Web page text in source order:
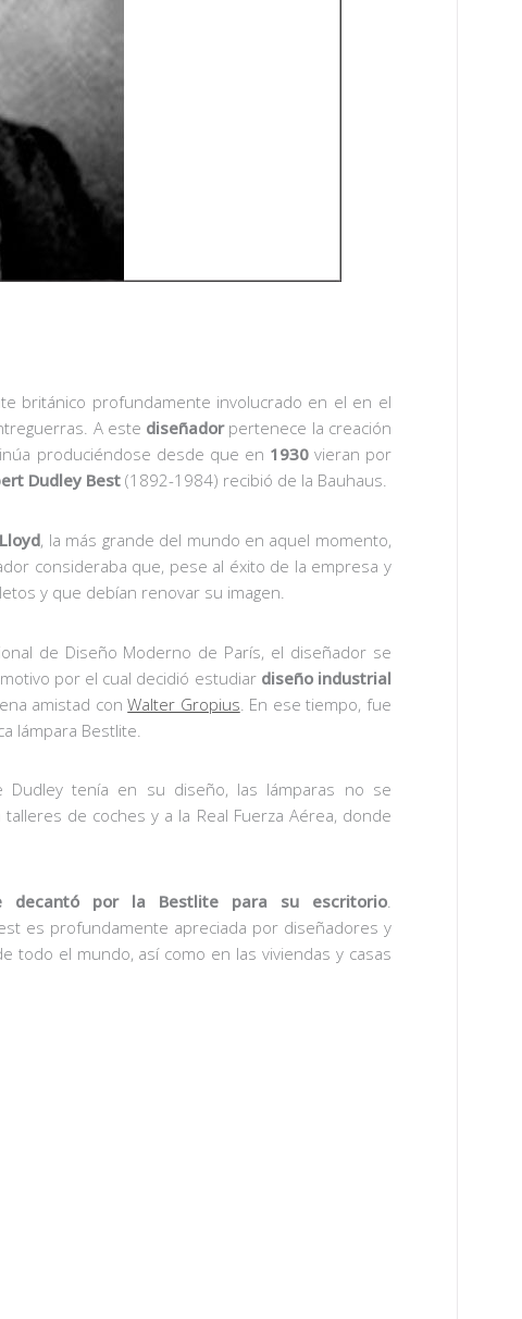
británico profundamente involucrado en el en el
A este diseñadorpertenece la creación
produciéndose desde que en 1930vieran por
Dudley Best (1892-1984) recibió de la Bauhaus.
, la más grande del mundo en aquel momento,
consideraba que, pese al éxito de la empresa y
y que debían renovar su imagen.
de Diseño Moderno de París, el diseñador se
por el cual decidió estudiardiseño industrial
amistad conWalter Gropius . En ese tiempo, fue
lámpara Bestlite.
tenía en su diseño, las lámparas no se
de coches y a la Real Fuerza Aérea, donde
decantó por la Bestlite para su escritorio.
es profundamente apreciada por diseñadores y
todo el mundo, así como en las viviendas y casas